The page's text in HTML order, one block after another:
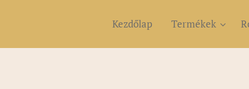
Kezdőlap Termékek